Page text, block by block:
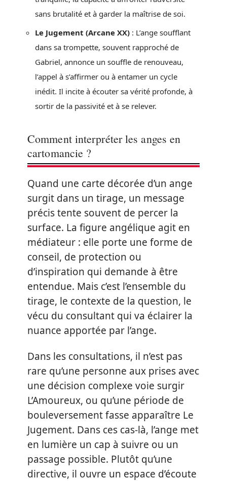
sans brutalité et à garder la maîtrise de soi.
Le Jugement (Arcane XX) : L’ange soufflant
dans sa trompette, souvent rapproché de
Gabriel, annonce un souffle de renouveau,
l’appel à s’affirmer ou à entamer un cycle
inédit. Il incite à écouter sa vérité profonde, à
sortir de la passivité et à se relever.
Comment interpréter les anges en
cartomancie ?
Quand une carte décorée d’un ange
surgit dans un tirage, un message
précis tente souvent de percer la
surface. La figure angélique agit en
médiateur : elle porte une forme de
conseil, de protection ou
d’inspiration qui demande à être
entendue. Mais c’est l’ensemble du
tirage, le contexte de la question, le
vécu du consultant qui va éclairer la
nuance apportée par l’ange.
Dans les consultations, il n’est pas
rare qu’une personne aux prises avec
une décision complexe voie surgir
L’Amoureux, ou qu’une période de
bouleversement fasse apparaître Le
Jugement. Dans ces cas-là, l’ange met
en lumière un cap à suivre ou un
passage possible. Plutôt qu’une
directive, il ouvre un espace d’écoute